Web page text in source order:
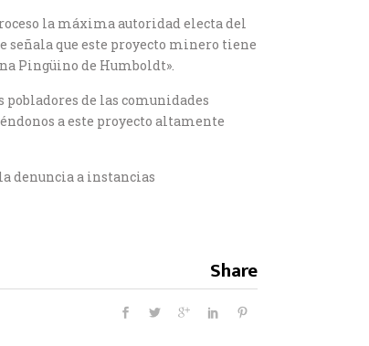
la máxima autoridad electa del
señala que este proyecto minero tiene
Pingüino de Humboldt».
de las comunidades
a este proyecto altamente
denuncia a instancias
Share